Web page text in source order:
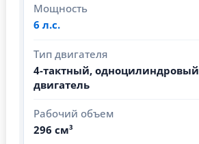
Мощность
6 л.с.
Тип двигателя
4-тактный, одноцилиндровый
двигатель
Рабочий объем
296 см³